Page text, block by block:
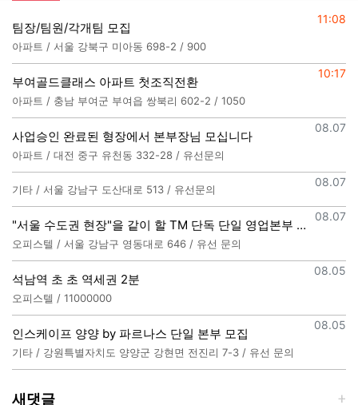
등록일
11:08
팀장/팀원/각개팀 모집
아파트 / 서울 강북구 미아동 698-2 / 900
등록일
10:17
부여골드클래스 아파트 첫조직전환
아파트 / 충남 부여군 부여읍 쌍북리 602-2 / 1050
등록일
08.07
사업승인 완료된 형장에서 본부장님 모십니다
아파트 / 대전 중구 유천동 332-28 / 유선문의
등록일
08.07
기타 / 서울 강남구 도산대로 513 / 유선문의
등록일
08.07
"서울 수도권 현장"을 같이 할 TM 단독 단일 영업본부 팀 선착순 모집
오피스텔 / 서울 강남구 영동대로 646 / 유선 문의
등록일
08.05
석남역 초 초 역세권 2분
오피스텔 / 11000000
등록일
08.05
인스케이프 양양 by 파르나스 단일 본부 모집
기타 / 강원특별자치도 양양군 강현면 전진리 7-3 / 유선 문의
새댓글